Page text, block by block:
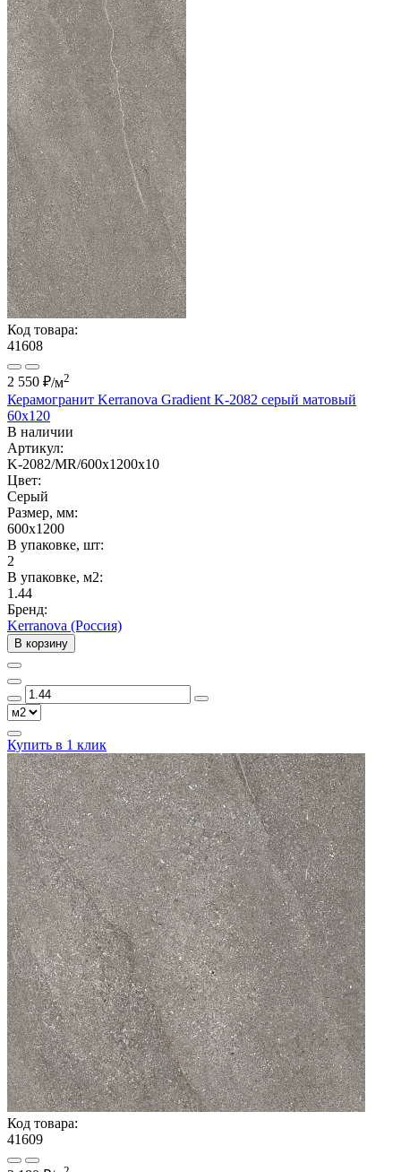
Код товара:
41608
2 550 ₽/м2
Керамогранит Kerranova Gradient K-2082 серый матовый
60x120
В наличии
Артикул:
K-2082/MR/600x1200x10
Цвет:
Серый
Размер, мм:
600x1200
В упаковке, шт:
2
В упаковке, м2:
1.44
Бренд:
Kerranova (Россия)
В корзину
Купить в 1 клик
Код товара:
41609